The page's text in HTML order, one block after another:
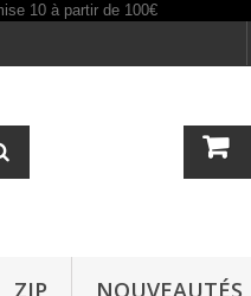
ZIP NOUVEAUTÉS